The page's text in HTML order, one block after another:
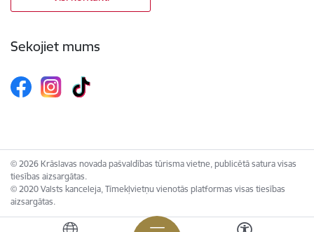
Sekojiet mums
© 2026 Krāslavas novada pašvaldības tūrisma vietne, publicētā satura visas
tiesības aizsargātas.
© 2020 Valsts kanceleja, Tīmekļvietņu vienotās platformas visas tiesības
aizsargātas.